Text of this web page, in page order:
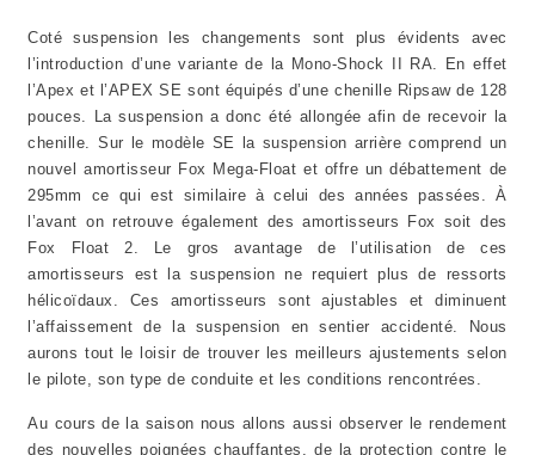
Coté suspension les changements sont plus évidents avec
l’introduction d’une variante de la Mono-Shock II RA. En effet
l’Apex et l’APEX SE sont équipés d’une chenille Ripsaw de 128
pouces. La suspension a donc été allongée afin de recevoir la
chenille. Sur le modèle SE la suspension arrière comprend un
nouvel amortisseur Fox Mega-Float et offre un débattement de
295mm ce qui est similaire à celui des années passées. À
l’avant on retrouve également des amortisseurs Fox soit des
Fox Float 2. Le gros avantage de l’utilisation de ces
amortisseurs est la suspension ne requiert plus de ressorts
hélicoïdaux. Ces amortisseurs sont ajustables et diminuent
l’affaissement de la suspension en sentier accidenté. Nous
aurons tout le loisir de trouver les meilleurs ajustements selon
le pilote, son type de conduite et les conditions rencontrées.
Au cours de la saison nous allons aussi observer le rendement
des nouvelles poignées chauffantes, de la protection contre le